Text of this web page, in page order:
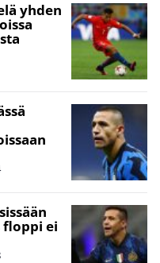
yhden
floppi ei